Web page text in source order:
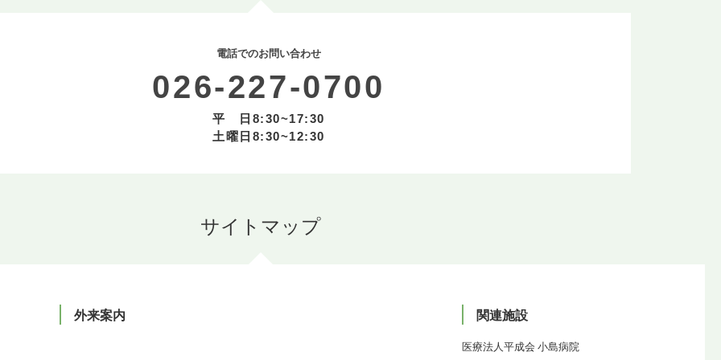
電話でのお問い合わせ
026-227-0700
平 日8:30~17:30
土曜日8:30~12:30
外来案内 関連施設
医療法人平成会 小島病院